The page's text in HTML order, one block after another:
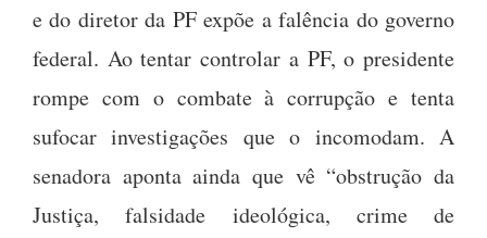
e do diretor da PF expõe a falência do governo
federal. Ao tentar controlar a PF, o presidente
rompe com o combate à corrupção e tenta
sufocar investigações que o incomodam. A
senadora aponta ainda que vê “obstrução da
Justiça, falsidade ideológica, crime de